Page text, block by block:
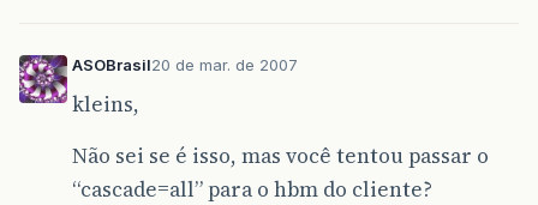
ASOBrasil20 de mar. de 2007
kleins,
Não sei se é isso, mas você tentou passar o
“cascade=all” para o hbm do cliente?